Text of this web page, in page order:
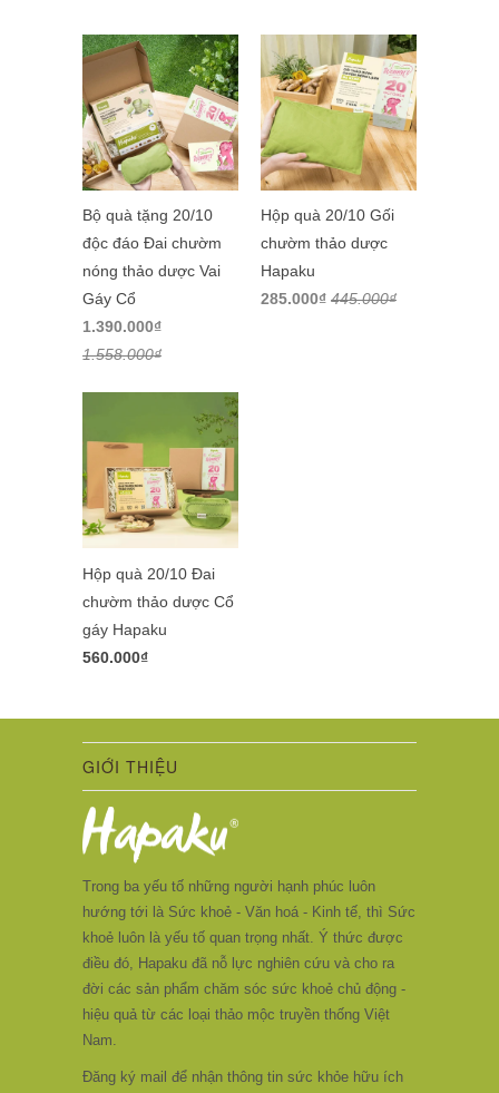
Bộ quà tặng 20/10
độc đáo Đai chườm
nóng thảo dược Vai
Gáy Cổ
1.390.000₫
1.558.000₫
Hộp quà 20/10 Gối
chườm thảo dược
Hapaku
285.000₫ 445.000₫
Hộp quà 20/10 Đai
chườm thảo dược Cổ
gáy Hapaku
560.000₫
GIỚI THIỆU
Trong ba yếu tố những người hạnh phúc luôn
hướng tới là Sức khoẻ - Văn hoá - Kinh tế, thì Sức
khoẻ luôn là yếu tố quan trọng nhất. Ý thức được
điều đó, Hapaku đã nỗ lực nghiên cứu và cho ra
đời các sản phẩm chăm sóc sức khoẻ chủ động -
hiệu quả từ các loại thảo mộc truyền thống Việt
Nam.
Đăng ký mail để nhận thông tin sức khỏe hữu ích